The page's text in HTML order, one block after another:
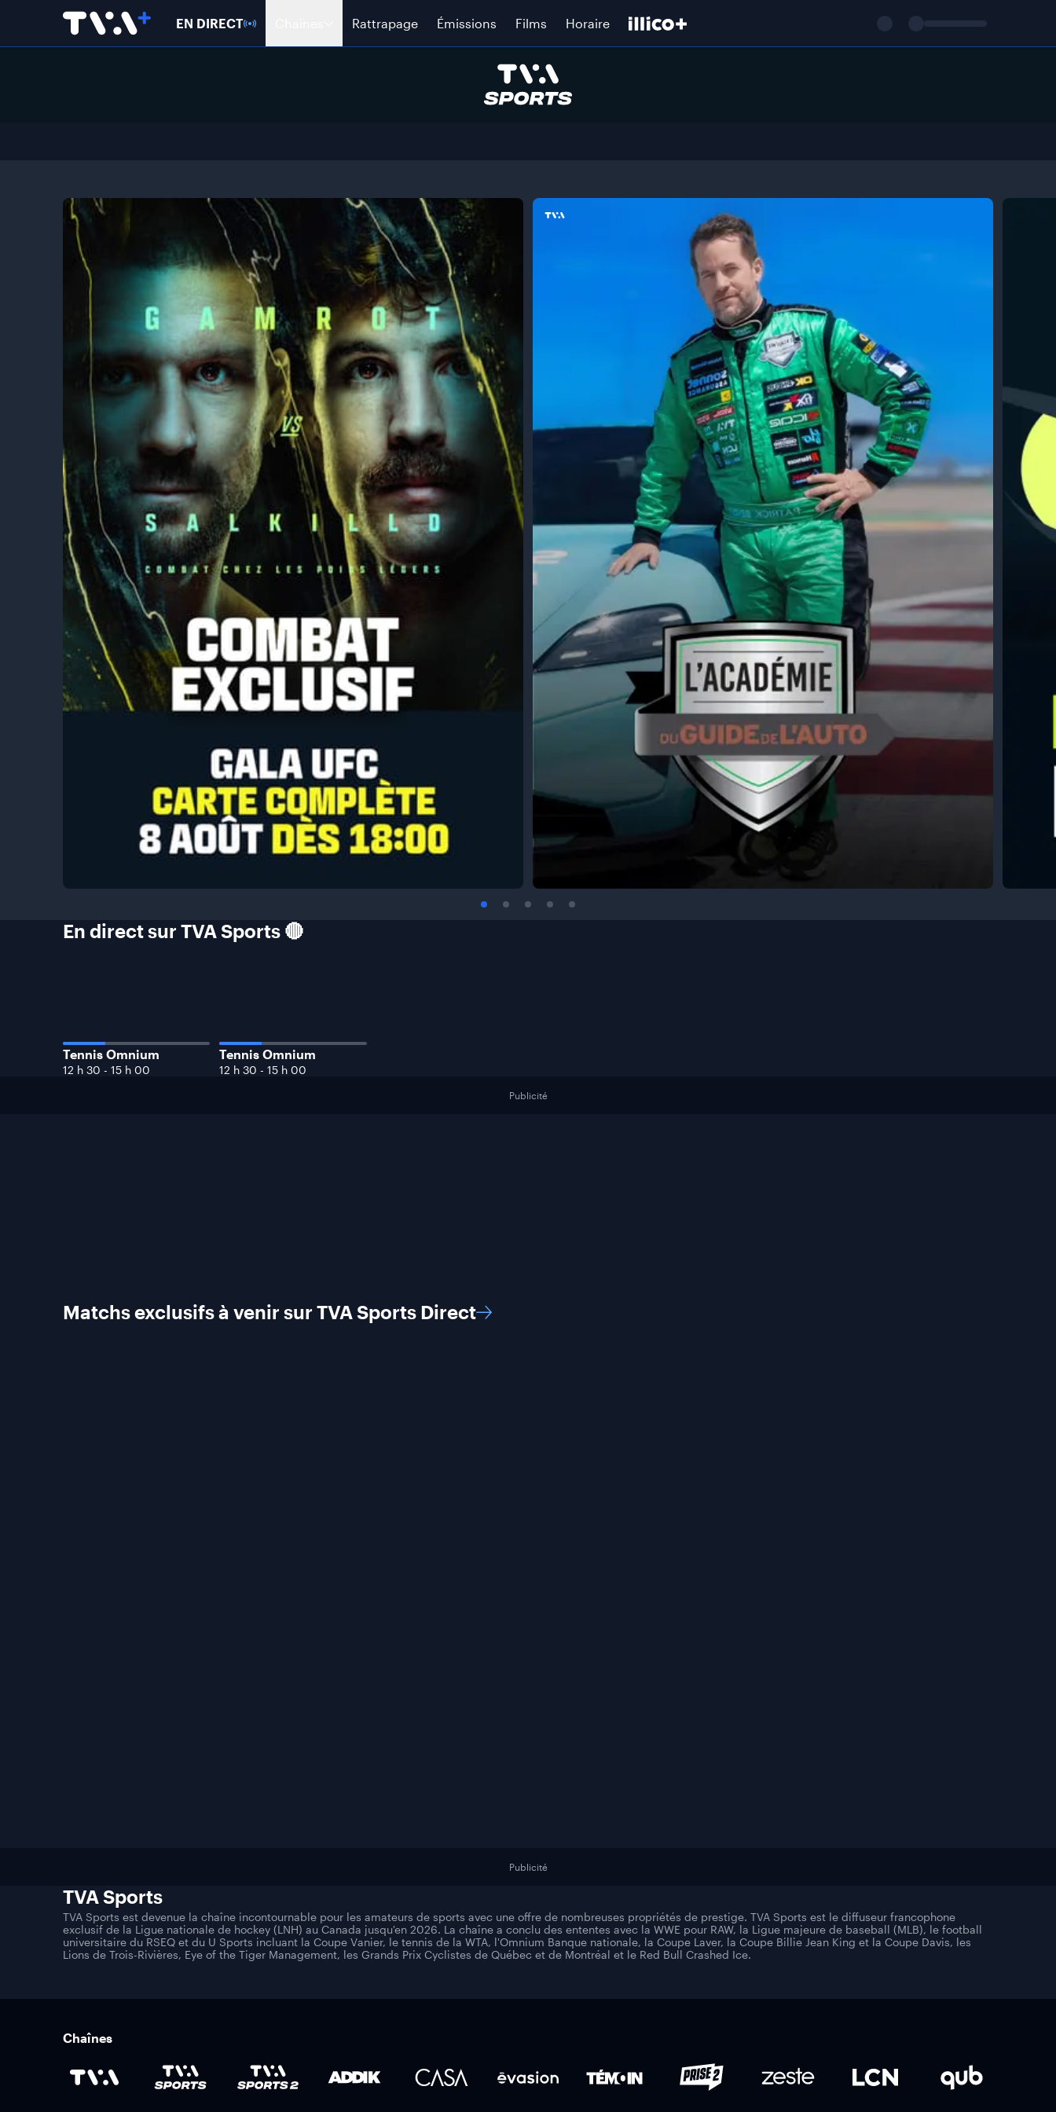
EN DIRECT Rattrapage Émissions Films Horaire
En direct sur TVA Sports 🔴
EN DIRECT
Tennis Omnium
12 h 30 - 15 h 00
EN DIRECT
Tennis Omnium
12 h 30 - 15 h 00
Publicité
Matchs exclusifs à venir sur TVA Sports Direct
Publicité
TVA Sports
TVA Sports est devenue la chaîne incontournable pour les amateurs de sports avec une offre de nombreuses propriétés de prestige. TVA Sports est le diffuseur francophone
exclusif de la Ligue nationale de hockey (LNH) au Canada jusqu'en 2026. La chaîne a conclu des ententes avec la WWE pour RAW, la Ligue majeure de baseball (MLB), le football
universitaire du RSEQ et du U Sports incluant la Coupe Vanier, le tennis de la WTA, l'Omnium Banque nationale, la Coupe Laver, la Coupe Billie Jean King et la Coupe Davis, les
Lions de Trois-Rivières, Eye of the Tiger Management, les Grands Prix Cyclistes de Québec et de Montréal et le Red Bull Crashed Ice.
Chaînes